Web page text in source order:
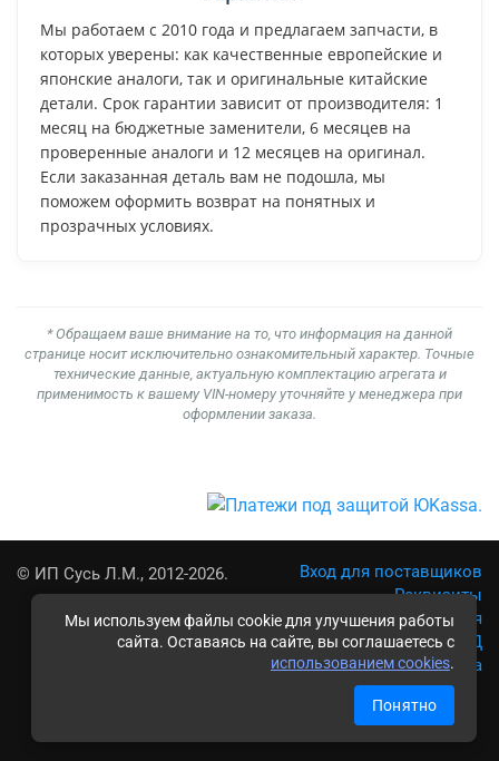
Мы используем файлы cookie для улучшения работы
сайта. Оставаясь на сайте, вы соглашаетесь с
использованием cookies.
Понятно
Мы работаем с 2010 года и предлагаем запчасти, в
которых уверены: как качественные европейские и
японские аналоги, так и оригинальные китайские
детали. Срок гарантии зависит от производителя: 1
месяц на бюджетные заменители, 6 месяцев на
проверенные аналоги и 12 месяцев на оригинал.
Если заказанная деталь вам не подошла, мы
поможем оформить возврат на понятных и
прозрачных условиях.
* Обращаем ваше внимание на то, что информация на данной
странице носит исключительно ознакомительный характер. Точные
технические данные, актуальную комплектацию агрегата и
применимость к вашему VIN-номеру уточняйте у менеджера при
оформлении заказа.
© ИП Сусь Л.М., 2012-2026.
Вход для поставщиков
Реквизиты
Условия использования
Политика обработки ПД
Карта сайта